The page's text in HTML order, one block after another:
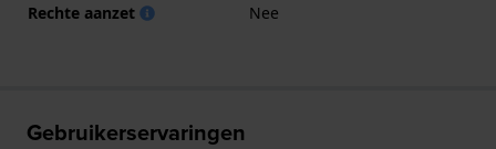
Rechte aanzet
Nee
Gebruikerservaringen